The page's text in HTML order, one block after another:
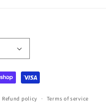
Refund policy Terms of service